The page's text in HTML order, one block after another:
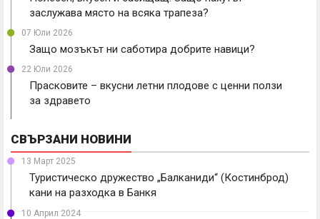
заслужава място на всяка трапеза?
07 Юли 2026
Защо мозъкът ни саботира добрите навици?
22 Юли 2026
Прасковите – вкусни летни плодове с ценни ползи
за здравето
СВЪРЗАНИ НОВИНИ
13 Март 2025
Туристическо дружество „Балканиди“ (Костинброд)
кани на разходка в Банкя
10 Април 2024